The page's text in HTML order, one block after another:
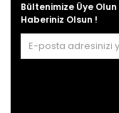
Bültenimize Üye
Haberiniz Olsun !